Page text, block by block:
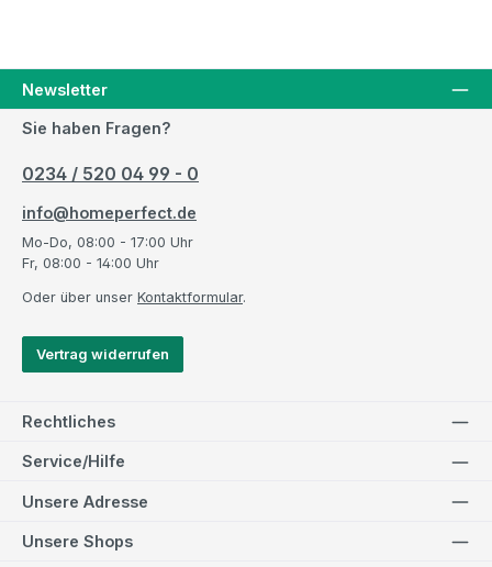
Newsletter
Sie haben Fragen?
0234 / 520 04 99 - 0
info@homeperfect.de
Mo-Do, 08:00 - 17:00 Uhr
Fr, 08:00 - 14:00 Uhr
Oder über unser Kontaktformular.
Vertrag widerrufen
Rechtliches
Service/Hilfe
Unsere Adresse
Unsere Shops